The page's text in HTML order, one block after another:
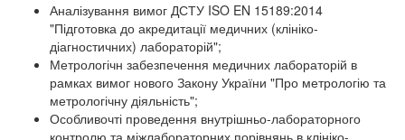
Аналізування вимог ДСТУ ISO EN 15189:2014
"Підготовка до акредитації медичних (клініко-
діагностичних) лабораторій";
Метрологічн забезпечення медичних лабораторій в
рамках вимог нового Закону України "Про метрологію та
метрологічну діяльність";
Особливочті проведення внутрішньо-лабораторного
контролю та міжлабораторних порівнянь в клініко-